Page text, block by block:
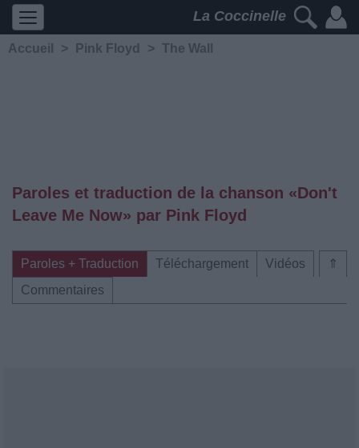
La Coccinelle
Accueil > Pink Floyd > The Wall
Paroles et traduction de la chanson «Don't
Leave Me Now» par Pink Floyd
⇑
Paroles + Traduction Téléchargement
Vidéos
Commentaires